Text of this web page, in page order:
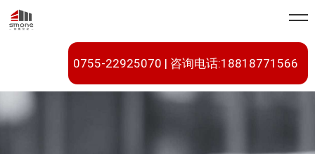
0755-22925070 | 咨询电话:18818771566